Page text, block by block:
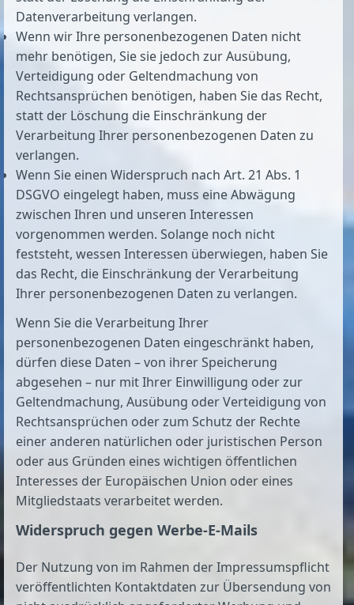
Datenverarbeitung verlangen.
Wenn wir Ihre personenbezogenen Daten nicht
mehr benötigen, Sie sie jedoch zur Ausübung,
Verteidigung oder Geltendmachung von
Rechtsansprüchen benötigen, haben Sie das Recht,
statt der Löschung die Einschränkung der
Verarbeitung Ihrer personenbezogenen Daten zu
verlangen.
Wenn Sie einen Widerspruch nach Art. 21 Abs. 1
DSGVO eingelegt haben, muss eine Abwägung
zwischen Ihren und unseren Interessen
vorgenommen werden. Solange noch nicht
feststeht, wessen Interessen überwiegen, haben Sie
das Recht, die Einschränkung der Verarbeitung
Ihrer personenbezogenen Daten zu verlangen.
Wenn Sie die Verarbeitung Ihrer
personenbezogenen Daten eingeschränkt haben,
dürfen diese Daten – von ihrer Speicherung
abgesehen – nur mit Ihrer Einwilligung oder zur
Geltendmachung, Ausübung oder Verteidigung von
Rechtsansprüchen oder zum Schutz der Rechte
einer anderen natürlichen oder juristischen Person
oder aus Gründen eines wichtigen öffentlichen
Interesses der Europäischen Union oder eines
Mitgliedstaats verarbeitet werden.
Widerspruch gegen Werbe-E-Mails
Der Nutzung von im Rahmen der Impressumspflicht
veröffentlichten Kontaktdaten zur Übersendung von